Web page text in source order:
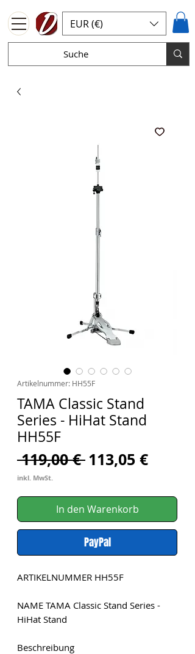
EUR (€)
Artikelnummer: HH55F
TAMA Classic Stand
Series - HiHat Stand
HH55F
119,00 € Standardpreis
113,05 €Sale-
inkl. MwSt.
In den Warenkorb
PayPal
ARTIKELNUMMER HH55F
NAME TAMA Classic Stand Series -
HiHat Stand
Beschreibung